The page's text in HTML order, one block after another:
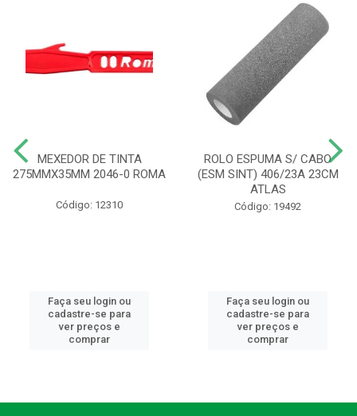
MEXEDOR DE TINTA
275MMX35MM 2046-0 ROMA
Código: 12310
Faça seu login ou
cadastre-se para
ver preços e
comprar
ROLO ESPUMA S/ CABO
(ESM SINT) 406/23A 23CM
ATLAS
Código: 19492
Faça seu login ou
cadastre-se para
ver preços e
comprar